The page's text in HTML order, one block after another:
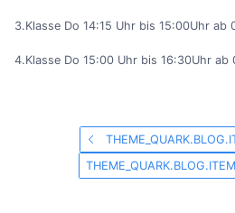
3.Klasse Do 14:15 Uhr bis 15:00Uhr ab
4.Klasse Do 15:00 Uhr bis 16:30Uhr ab